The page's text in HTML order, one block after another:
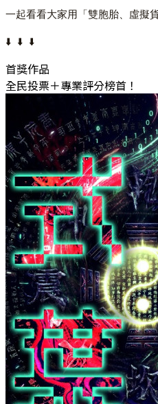
一起看看大家用「雙胞胎、虛擬
⬇️ ⬇️ ⬇️
首獎作品
全民投票＋專業評分榜首！